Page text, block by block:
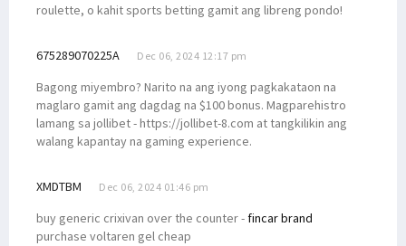
roulette, o kahit sports betting gamit ang libreng pondo!
675289070225A Dec 06, 2024 12:17 pm
Bagong miyembro? Narito na ang iyong pagkakataon na
maglaro gamit ang dagdag na $100 bonus. Magparehistro
lamang sa jollibet - https://jollibet-8.com at tangkilikin ang
walang kapantay na gaming experience.
XMDTBM Dec 06, 2024 01:46 pm
buy generic crixivan over the counter - fincar brand
purchase voltaren gel cheap